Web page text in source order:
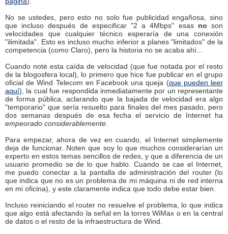
No se ustedes, pero esto no solo fue publicidad engañosa, sino
que incluso después de especificar "2 a 4Mbps" esas no son
velocidades que cualquier técnico esperaría de una conexión
"ilimitada". Esto es incluso mucho inferior a planes "limitados" de la
competencia (como Claro), pero la historia no se acaba ahí...
Cuando noté esta caída de velocidad (que fue notada por el resto
de la blogosfera local), lo primero que hice fue publicar en el grupo
oficial de Wind Telecom en Facebook una queja (que pueden leer
aquí), la cual fue respondida inmediatamente por un representante
de forma pública, aclarando que la bajada de velocidad era algo
"temporario" que sería resuelto para finales del mes pasado, pero
dos semanas después de esa fecha el servicio de Internet ha
empeorado considerablemente
Para empezar, ahora de vez en cuando, el Internet simplemente
deja de funcionar. Noten que soy lo que muchos considerarían un
experto en estos temas sencillos de redes, y que a diferencia de un
usuario promedio se de lo que hablo. Cuando se cae el Internet,
me puedo conectar a la pantalla de administración del router (lo
que indica que no es un problema de mi máquina ni de red interna
en mi oficina), y este claramente indica que todo debe estar bien.
Incluso reiniciando el router no resuelve el problema, lo que indica
que algo está afectando la señal en la torres WiMax o en la central
de datos o el resto de la infraestructura de Wind.